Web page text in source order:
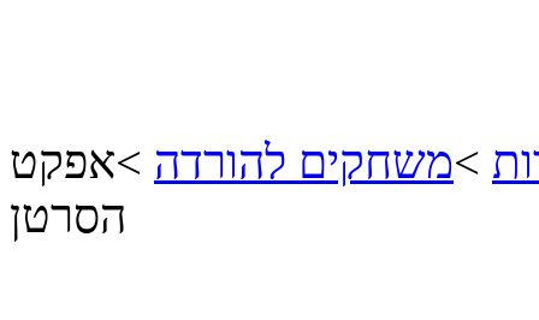
>משחקים להורדה >אפקט
הסרטן